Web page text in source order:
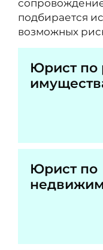
подбирается
возможных
Юрист по
Юрист по